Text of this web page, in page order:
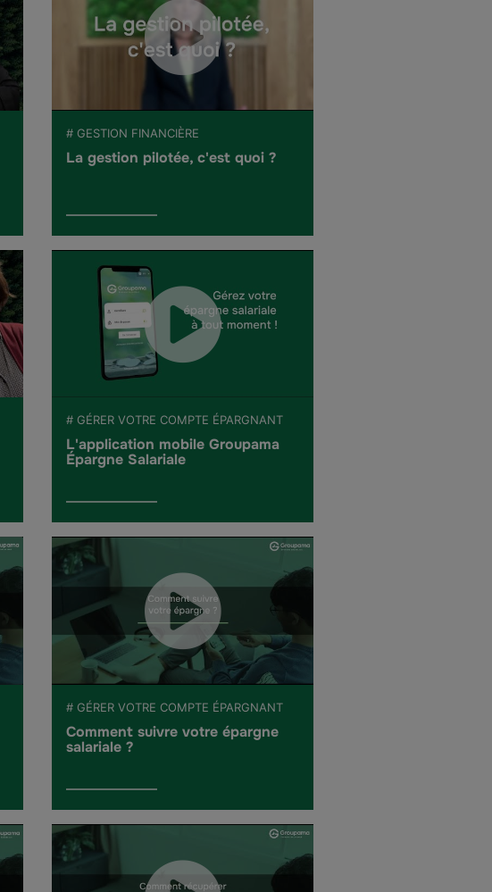
# GESTION FINANCIÈRE
La gestion pilotée, c'est quoi ?
# GÉRER VOTRE COMPTE ÉPARGNANT
L'application mobile Groupama
Épargne Salariale
# GÉRER VOTRE COMPTE ÉPARGNANT
Comment suivre votre épargne
salariale ?